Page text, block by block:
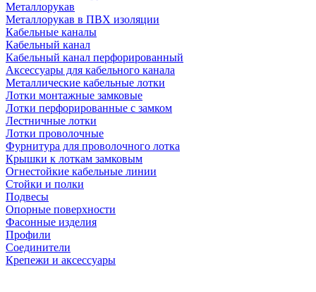
Металлорукав
Металлорукав в ПВХ изоляции
Кабельные каналы
Кабельный канал
Кабельный канал перфорированный
Аксессуары для кабельного канала
Металлические кабельные лотки
Лотки монтажные замковые
Лотки перфорированные с замком
Лестничные лотки
Лотки проволочные
Фурнитура для проволочного лотка
Крышки к лоткам замковым
Огнестойкие кабельные линии
Стойки и полки
Подвесы
Опорные поверхности
Фасонные изделия
Профили
Соединители
Крепежи и аксессуары